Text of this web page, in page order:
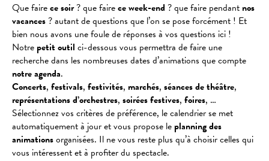
Que fairece soir? que fairece week-end ? que faire pendant nos
vacances? autant de questions que l’on se pose forcément ! Et
bien nous avons une foule de réponses à vos questions ici !
Notre petit outil ci-dessous vous permettra de faire une
recherche dans les nombreuses dates d’animations que compte
notre agenda.
Concerts, festivals, festivités, marchés, séancesdethéâtre,
représentationsd’orchestres, soiréesfestives, foires, …
Sélectionnez vos critères de préférence, le calendrier se met
automatiquement à jour et vous propose le planning des
animationsorganisées. Il ne vous reste plus qu’à choisir celles qui
vous intéressent et à profiter du spectacle.